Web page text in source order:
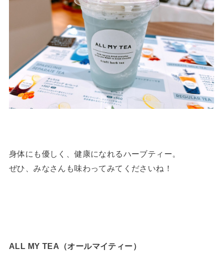
身体にも優しく、健康になれるハーブティー。
ぜひ、みなさんも味わってみてくださいね！
ALL MY TEA（オールマイティー）